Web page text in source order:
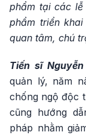
phẩm tại các
phẩm triển
quan tâm, chú
Tiến sĩ
quản lý, năm
chống ngộ độc
cũng hướng
pháp nhằm